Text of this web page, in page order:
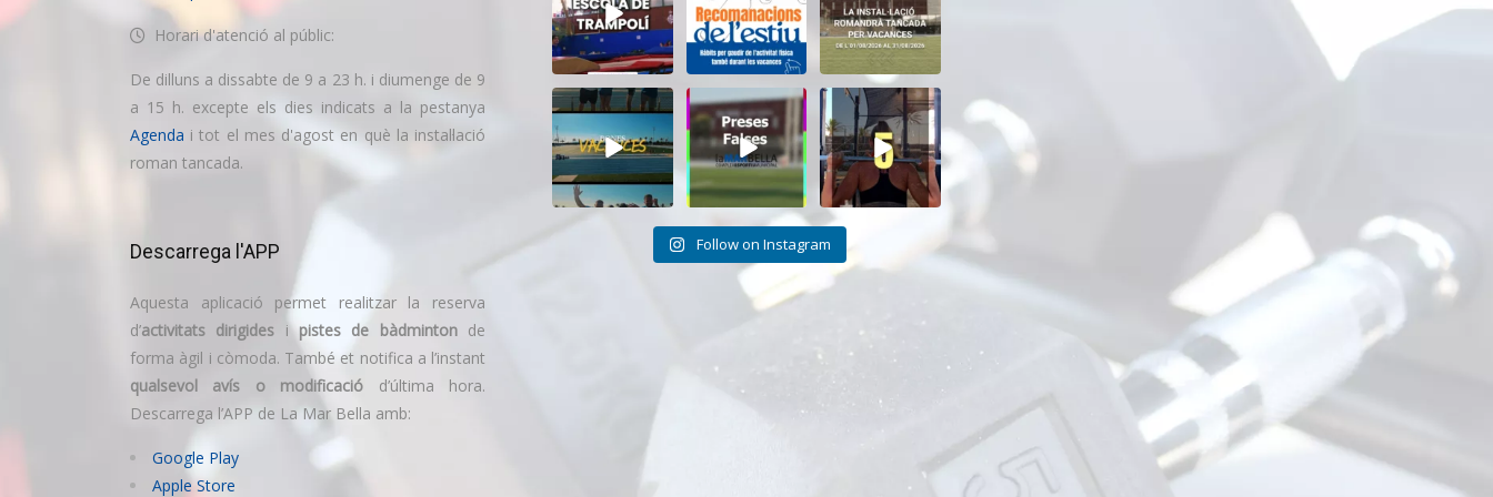
Horari d'atenció al públic:
De dilluns a dissabte de 9 a 23 h. i diumenge de 9
a 15 h. excepte els dies indicats a la pestanya
Agenda i tot el mes d'agost en què la instal·lació
roman tancada.
Descarrega l'APP
Aquesta aplicació permet realitzar la reserva
d’activitats dirigides ipistes de bàdmintonde
forma àgil i còmoda. També et notifica a l’instant
qualsevol avís o modificació d’última hora.
Descarrega l’APP de La Mar Bella amb:
Google Play
Apple Store
CEM...
8 0
5 0 11 0
Tanquem una
nova temporada
al CEM La Mar
Bella....
27 1
Darrere de cada
vídeo... també hi
ha moments...
26 2
Cada sessió és
un pas més cap als
teus...
18 0
Follow on Instagram